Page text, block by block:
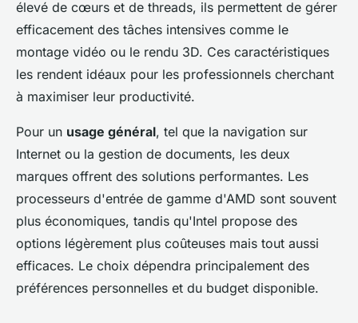
élevé de cœurs et de threads, ils permettent de gérer
efficacement des tâches intensives comme le
montage vidéo ou le rendu 3D. Ces caractéristiques
les rendent idéaux pour les professionnels cherchant
à maximiser leur productivité.
Pour un usage général, tel que la navigation sur
Internet ou la gestion de documents, les deux
marques offrent des solutions performantes. Les
processeurs d'entrée de gamme d'AMD sont souvent
plus économiques, tandis qu'Intel propose des
options légèrement plus coûteuses mais tout aussi
efficaces. Le choix dépendra principalement des
préférences personnelles et du budget disponible.